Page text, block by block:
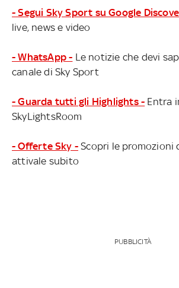
- Segui Sky Sport su Google
live, news e video
- WhatsApp - Le notizie che devi
canale di Sky Sport
- Guarda tutti gli Highlights - Entra
SkyLightsRoom
- Offerte Sky - Scopri le promozioni
attivale subito
PUBBLICITÀ